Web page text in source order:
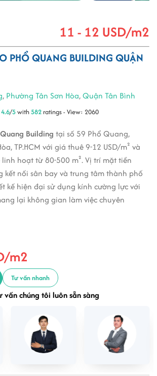
11 - 12 USD/m2
PHỔ QUANG BUILDING QUẬN
, Phường Tân Sơn Hòa,Quận Tân Bình
4.6/5with582 ratings - View: 2060
Building tại số 59 Phổ Quang,
TP.HCM với giá thuê 9-12 USD/m² và
hoạt từ 80-500 m². Vị trí mặt tiền
kết nối sân bay và trung tâm thành phố
kế hiện đại sử dụng kính cường lực với
lại không gian làm việc chuyên
m2
Tư vấn nhanh
vấn chúng tôi luôn sẵn sàng